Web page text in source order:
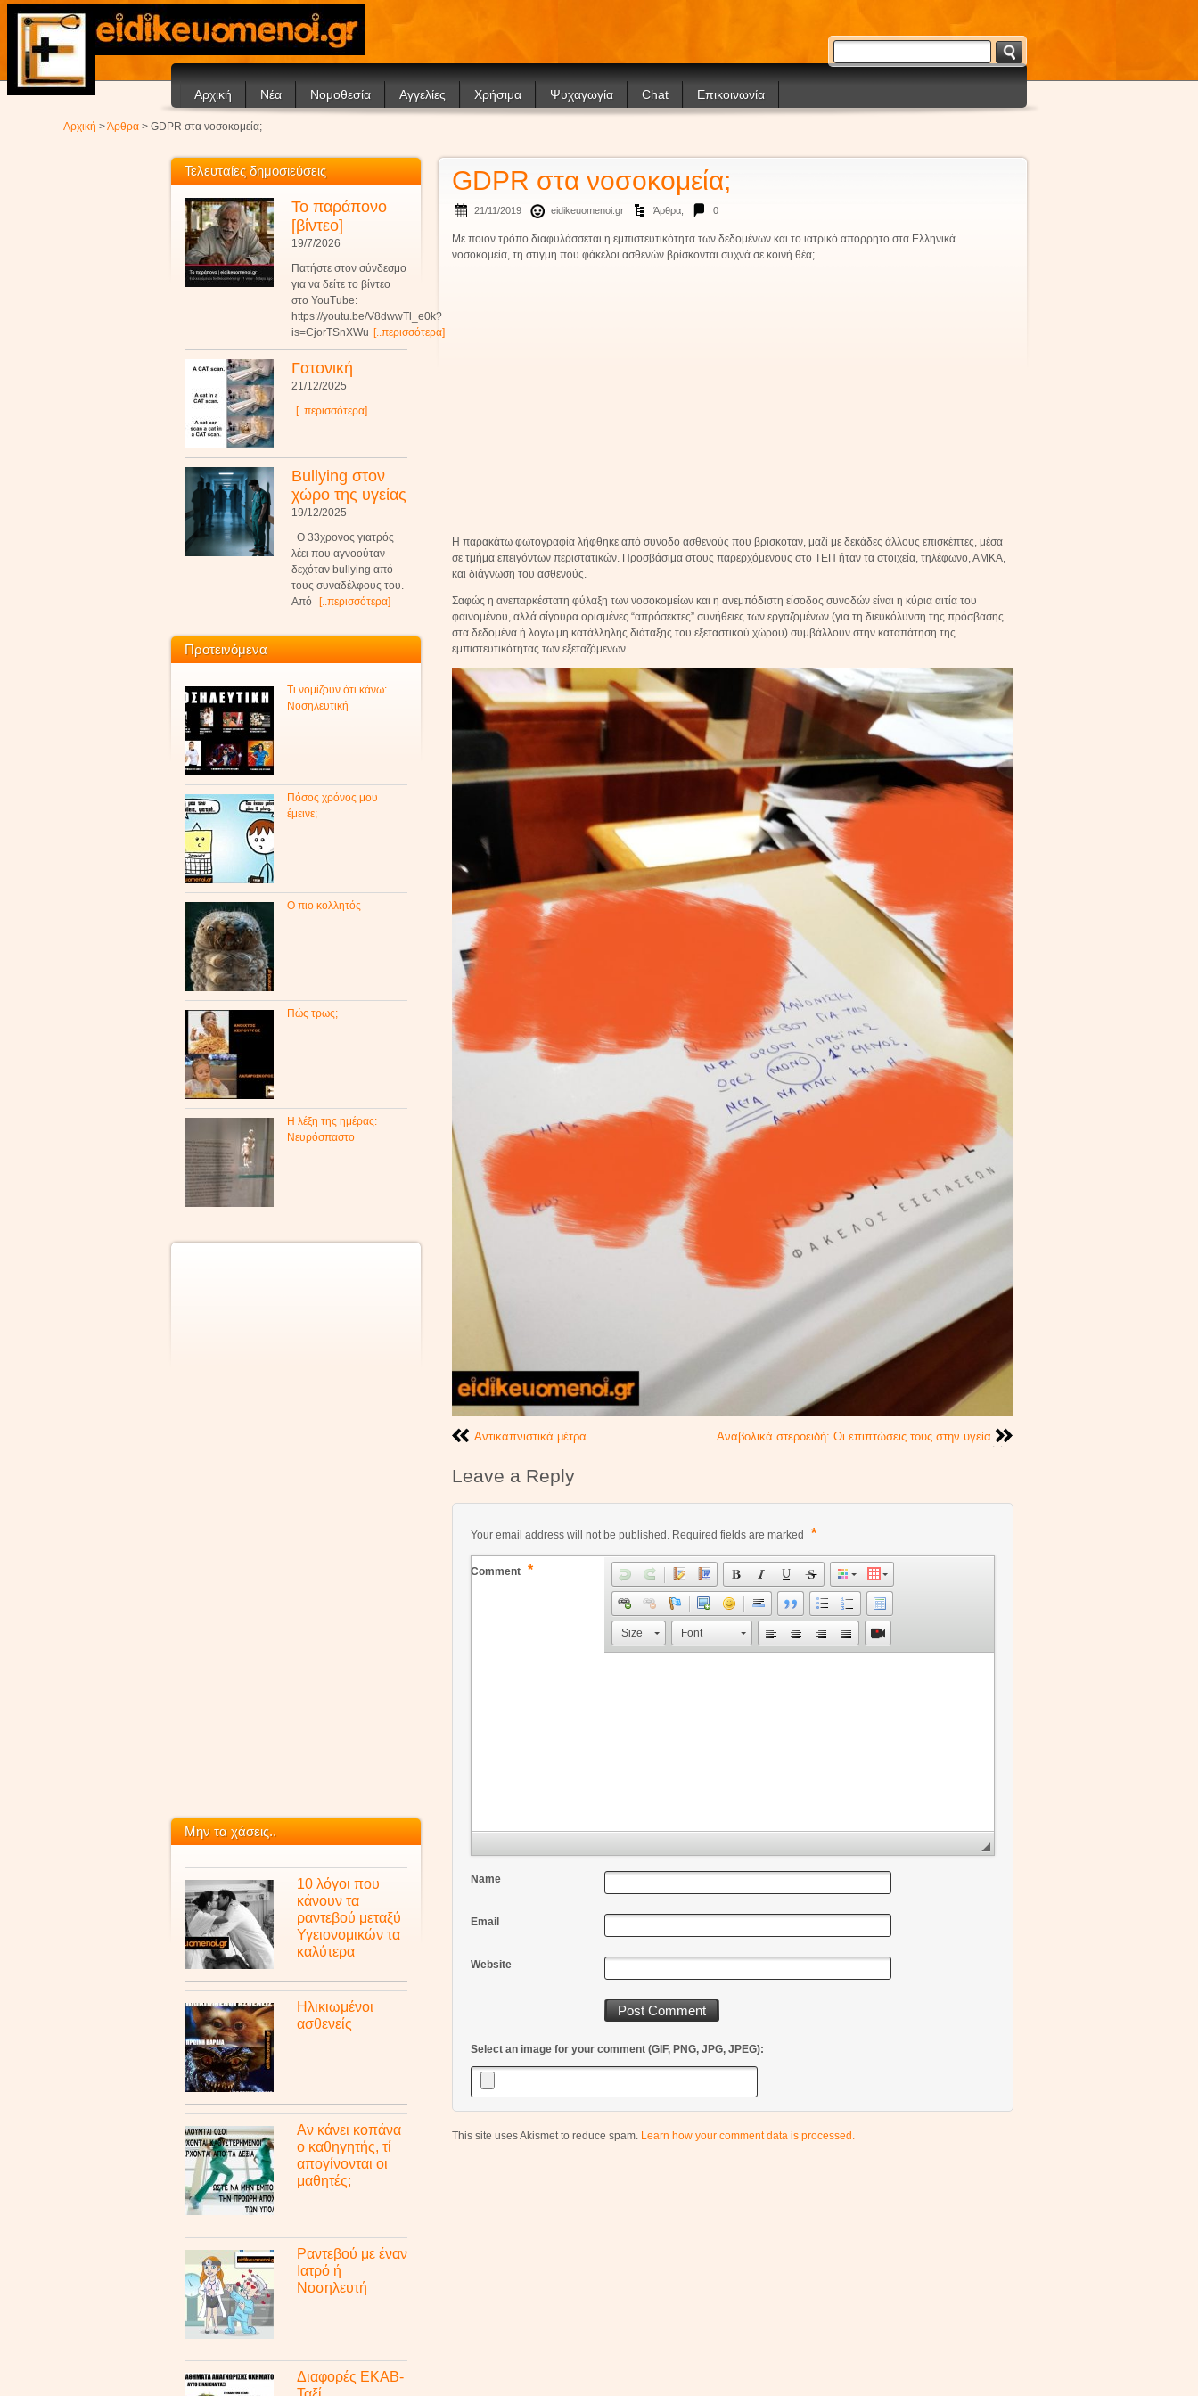
Αρχική Νέα Νομοθεσία Αγγελίες Χρήσιμα
Συνέδρια
Ψυχαγωγία
Ενδιαφέροντα
Φωτογραφίες – Βίντεο
Chat Επικοινωνία
Facebook
Twitter
Αρχική >Άρθρα > GDPR στα νοσοκομεία;
GDPR στα νοσοκομεία;
21/11/2019 eidikeuomenoi.gr Άρθρα 0
Με ποιον τρόπο διαφυλάσσεται η εμπιστευτικότητα των δεδομένων και το ιατρικό απόρρητο στα Ελληνικά
νοσοκομεία, τη στιγμή που φάκελοι ασθενών βρίσκονται συχνά σε κοινή θέα;
Η παρακάτω φωτογραφία λήφθηκε από συνοδό ασθενούς που βρισκόταν, μαζί με δεκάδες άλλους επισκέπτες, μέσα
σε τμήμα επειγόντων περιστατικών. Προσβάσιμα στους παρερχόμενους στο ΤΕΠ ήταν τα στοιχεία, τηλέφωνο, ΑΜΚΑ,
και διάγνωση του ασθενούς.
Σαφώς η ανεπαρκέστατη φύλαξη των νοσοκομείων και η ανεμπόδιστη είσοδος συνοδών είναι η κύρια αιτία του
φαινομένου, αλλά σίγουρα ορισμένες “απρόσεκτες” συνήθειες των εργαζομένων (για τη διευκόλυνση της πρόσβασης
στα δεδομένα ή λόγω μη κατάλληλης διάταξης του εξεταστικού χώρου) συμβάλλουν στην καταπάτηση της
εμπιστευτικότητας των εξεταζόμενων.
Αντικαπνιστικά μέτρα Αναβολικά στεροειδή: Οι επιπτώσεις τους στην υγεία
Leave a Reply
Your email address will not be published. Required fields are marked *
Comment *
Size Font
Name
Email
Website
Select an image for your comment (GIF, PNG, JPG, JPEG):
This site uses Akismet to reduce spam. Learn how your comment data is processed.
Τελευταίες δημοσιεύσεις
Το παράπονο
[βίντεο]
19/7/2026
Πατήστε στον σύνδεσμο
για να δείτε το βίντεο
στο YouTube:
https://youtu.be/V8dwwTl_e0k?
is=CjorTSnXWu [..περισσότερα]
Γατονική
21/12/2025
[..περισσότερα]
Bullying στον
χώρο της υγείας
19/12/2025
Ο 33χρονος γιατρός
λέει που αγνοούταν
δεχόταν bullying από
τους συναδέλφους του.
Από
[..περισσότερα]
Προτεινόμενα
Τι νομίζουν ότι κάνω:
Νοσηλευτική
Πόσος χρόνος μου
έμεινε;
Ο πιο κολλητός
Πώς τρως;
Η λέξη της ημέρας:
Νευρόσπαστο
Μην τα χάσεις..
10 λόγοι που
κάνουν τα
ραντεβού μεταξύ
Υγειονομικών τα
καλύτερα
Ηλικιωμένοι
ασθενείς
Αν κάνει κοπάνα
ο καθηγητής, τί
απογίνονται οι
μαθητές;
Ραντεβού με έναν
Ιατρό ή
Νοσηλευτή
Διαφορές ΕΚΑΒ-